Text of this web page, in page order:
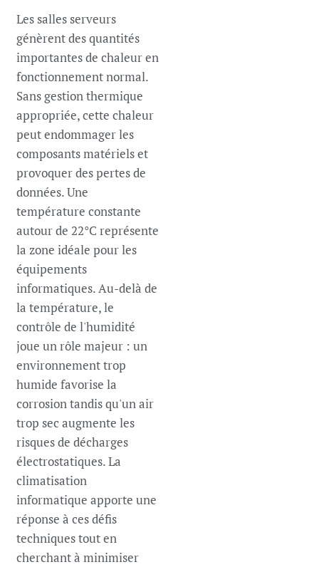
Les salles serveurs
génèrent des quantités
importantes de chaleur en
fonctionnement normal.
Sans gestion thermique
appropriée, cette chaleur
peut endommager les
composants matériels et
provoquer des pertes de
données. Une
température constante
autour de 22°C représente
la zone idéale pour les
équipements
informatiques. Au-delà de
la température, le
contrôle de l'humidité
joue un rôle majeur : un
environnement trop
humide favorise la
corrosion tandis qu'un air
trop sec augmente les
risques de décharges
électrostatiques. La
climatisation
informatique apporte une
réponse à ces défis
techniques tout en
cherchant à minimiser